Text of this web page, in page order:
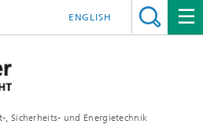
Sicherheits- und Energietechnik
ENGLISH